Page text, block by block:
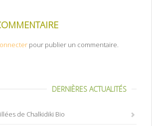
pour publier un commentaire.
DERNIÈRES ACTUALITÉS
de Chalkidiki Bio